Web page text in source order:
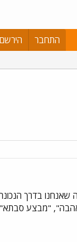
התחבר הירשם
בדרך
אהבה", "מבצע סבתא"